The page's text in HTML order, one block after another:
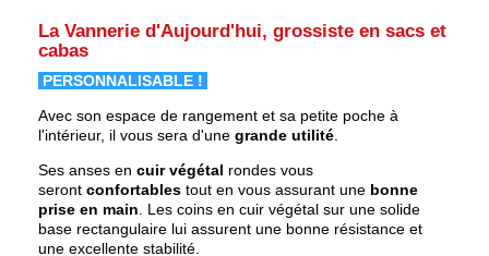
La Vannerie d'Aujourd'hui, grossiste en sacs et
cabas
PERSONNALISABLE !
Avec son espace de rangement et sa petite poche à
l'intérieur, il vous sera d'une grande utilité
Ses anses en cuir végétal rondes vous
seront confortables tout en vous assurant une bonne
prise en main . Les coins en cuir végétal sur une solide
base rectangulaire lui assurent une bonne résistance et
une excellente stabilité.